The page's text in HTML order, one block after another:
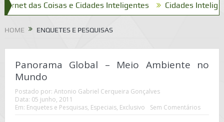
das Coisas e Cidades Inteligentes Cidades Inteligentes
HOME ENQUETES E PESQUISAS
Panorama Global – Meio Ambiente no
Mundo
Postado por: Antonio Gabriel Cerqueira Gonçalves
Data: 05 junho, 2011
Em: Enquetes e Pesquisas, Especiais, Exclusivo Sem Comentários